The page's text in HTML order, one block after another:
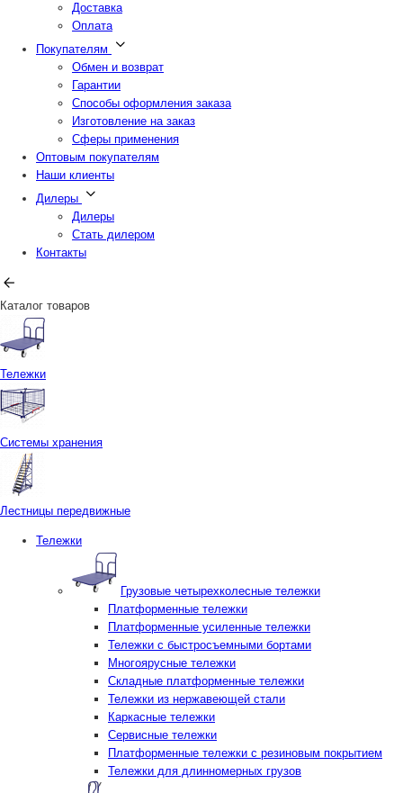
Доставка
Оплата
Покупателям
Обмен и возврат
Гарантии
Способы оформления заказа
Изготовление на заказ
Сферы применения
Оптовым покупателям
Наши клиенты
Дилеры
Дилеры
Стать дилером
Контакты
Каталог товаров
Тележки
Системы хранения
Лестницы передвижные
Тележки
Грузовые четырехколесные тележки
Платформенные тележки
Платформенные усиленные тележки
Тележки с быстросъемными бортами
Многоярусные тележки
Складные платформенные тележки
Тележки из нержавеющей стали
Каркасные тележки
Сервисные тележки
Платформенные тележки с резиновым покрытием
Тележки для длинномерных грузов